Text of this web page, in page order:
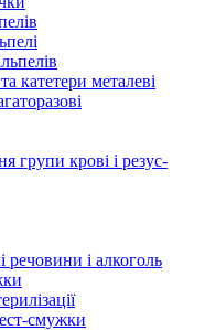
катетери металеві
групи крові і резус-
речовини і алкоголь
смужки